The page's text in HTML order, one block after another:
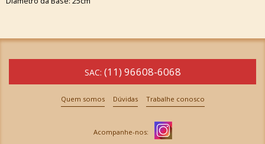
SAC: (11) 96608-6068
Quem somos Dúvidas Trabalhe conosco